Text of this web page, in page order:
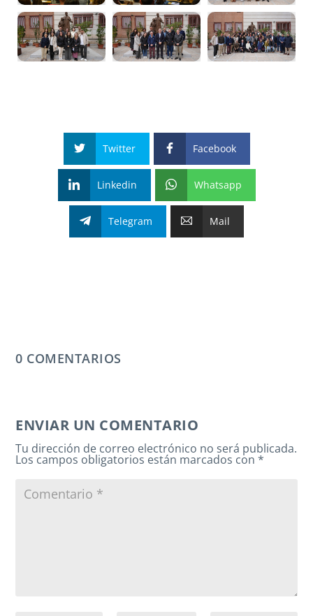
Twitter Facebook
Linkedin Whatsapp
Telegram Mail
0 COMENTARIOS
ENVIAR UN COMENTARIO
Tu dirección de correo electrónico no será publicada.
Los campos obligatorios están marcados con*